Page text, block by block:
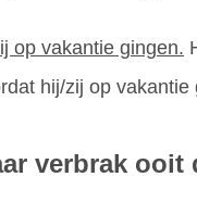
op vakantie gingen.
hij/zij op vakantie
verbrak ooit